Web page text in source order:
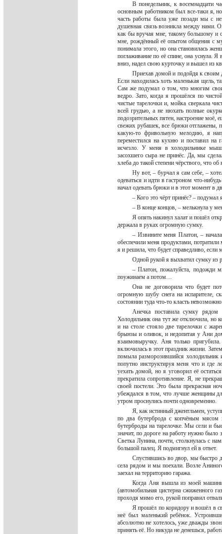
В понедельник, к восемнадцати
основным работником был все-таки я,
часть работы была уже позади мы с
душевная связь возникла между нами.
как бы вручая мне, такому большому и
мне, рождённый её опытом общения с
понимала этого, но она становилась
поглаживание по её спине, она уснула.
вниз, надел свою курточку и вышел из
Приехав домой и подойдя к своим
Если находилась хоть маленькая щель,
Сам же подумал о том, что многим
ведро. Зато, когда я прошёлся по
чистые тарелочки и, мойка сверкала
всей грудью, а не нюхать полные
подозрительных пятен, настроение моё,
свежих рубашек, все брюки отглажены,
какую-то фривольную мелодию, я
переместился на кухню и поставил на
исчезло. У меня в холодильнике
засохшего сыра не принёс. Да, мы
хлеба до такой степени чёрствого, что
Ну вот, – бурчал я сам себе, –
одеваться и идти в гастроном что-
начал одевать брюки и в этот момент в
– Кого это чёрт принёс? –
– В конце концов, – мелькнула у
Я опять накинул халат и пошёл
держала в руках огромную сумку.
– Извините меня Платон, –
обеспечили меня продуктами,
я и решила, что будет справедливо,
Одной рукой я выхватил сумку из
– Платон, пожалуйста, подожди
поужинаем а потом…
Она не договорила что будет
огромную шубу снега на испарителе,
состоянии туда что-то класть
Анечка поставила сумку рядом
Холодильник она тут же отключила, но
и на столе стояло две тарелочки с
брынзы и оливок, и недопитая у Ани
взаимовыручку. Аня только
включилась в этот праздник жизни.
помыла разморозившийся холодильник
попутно инструктируя меня что и где
уехать домой, но я уговорил её
прекратила сопротивление. Я, не
своей постели. Это была прекрасная
убеждался в том, что лучше женщины
утром проснулись почти одновременно.
Я, как истинный джентльмен,
по два бутерброда с копчёным
бутерброды на тарелочке. Мы сели и
значит, по дороге на работу нужно
Светка Лунина, почти, столкнулась с
большой палец. Я подмигнул ей в ответ.
Спустившись во двор, мы быстро
села рядом и мы поехали. Возле
заехал на территорию гаража.
Когда Аня вышла из моей машины
(автомобильная цистерна сжиженного
проходя мимо его, рукой поправил
Я прошёл по коридору и вошёл в
неё был маленький ребёнок.
абсолютно не хотелось, уже дважды
принять её. Но никуда не денешься,